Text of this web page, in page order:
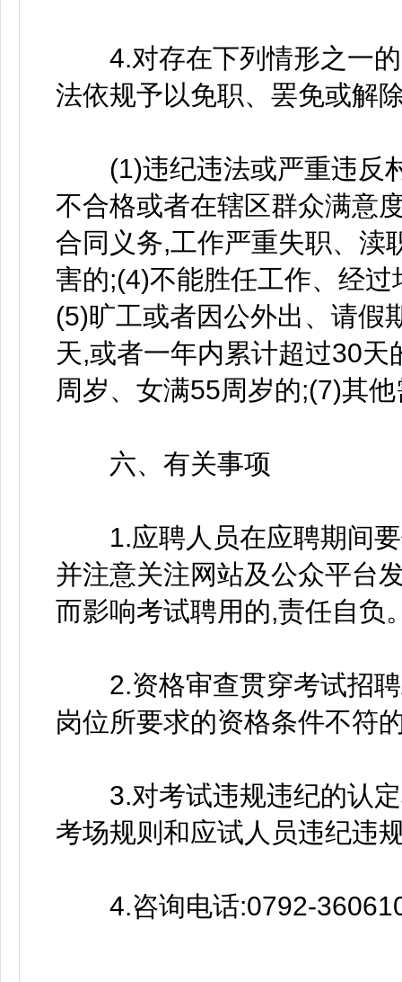
4.对存在下列情形之一的“
法依规予以免职、罢免或解
(1)违纪违法或严重违反
不合格或者在辖区群众满意
合同义务,工作严重失职、渎
害的;(4)不能胜任工作、经
(5)旷工或者因公外出、请假
天,或者一年内累计超过30天
周岁、女满55周岁的;(7)其
六、有关事项
1.应聘人员在应聘期间要
并注意关注网站及公众平台
而影响考试聘用的,责任自负
2.资格审查贯穿考试招聘
岗位所要求的资格条件不符
3.对考试违规违纪的认定
考场规则和应试人员违纪违
4.咨询电话:0792-